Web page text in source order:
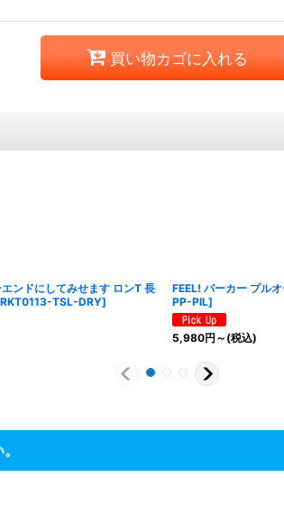
買い物カゴに入れる
ンドにしてみせます ロンT 長
RKT0113-TSL-DRY]
FEEL! パーカー プル
PP-PIL]
5,980円 ～ (税込)